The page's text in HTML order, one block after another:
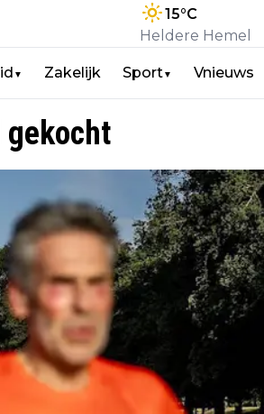
15°C
Heldere Hemel
▼ Zakelijk Sport▼ Vnieuws
gekocht